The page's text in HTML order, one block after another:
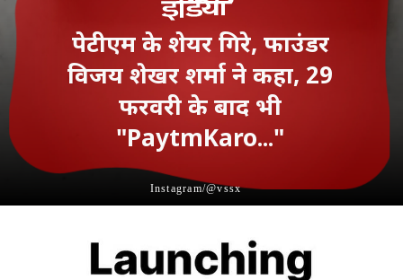
पेटीएम के शेयर गिरे, फाउंडर
विजय शेखर शर्मा ने कहा, 29
फरवरी के बाद भी
"PaytmKaro..."
Instagram/@vssx